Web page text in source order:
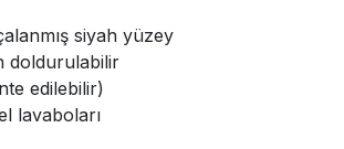
siyah yüzey
doldurulabilir
edilebilir)
lavaboları